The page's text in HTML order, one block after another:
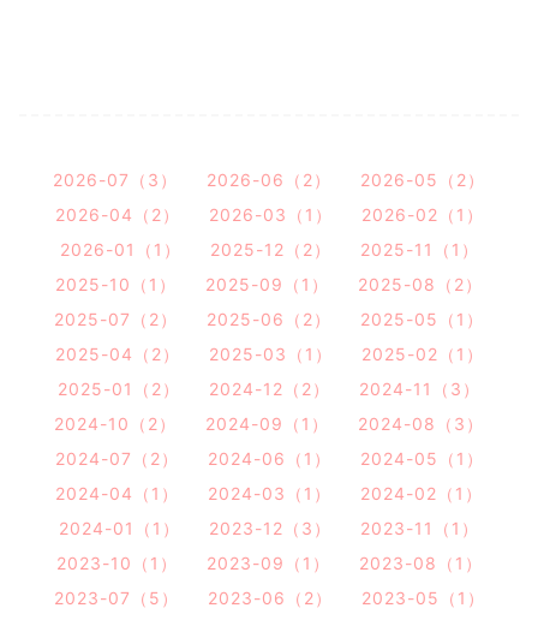
2026-07（3） 2026-06（2）
2026-05（2）
2026-04（2）
2026-03（1）
2026-02（1）
2026-01（1）
2025-12（2）
2025-11（1）
2025-10（1）
2025-09（1）
2025-08（2）
2025-07（2）
2025-06（2）
2025-05（1）
2025-04（2）
2025-03（1）
2025-02（1）
2025-01（2）
2024-12（2）
2024-11（3）
2024-10（2）
2024-09（1）
2024-08（3）
2024-07（2）
2024-06（1）
2024-05（1）
2024-04（1）
2024-03（1）
2024-02（1）
2024-01（1）
2023-12（3）
2023-11（1）
2023-10（1）
2023-09（1）
2023-08（1）
2023-07（5）
2023-06（2）
2023-05（1）